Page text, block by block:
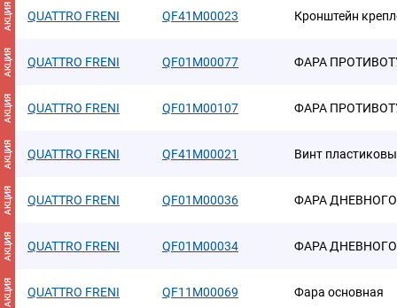
АКЦИЯ QUATTRO FRENI QF41M00023 Кронштейн
АКЦИЯ QUATTRO FRENI QF01M00077 ФАРА
АКЦИЯ QUATTRO FRENI QF01M00107 ФАРА
АКЦИЯ QUATTRO FRENI QF41M00021 Винт
АКЦИЯ QUATTRO FRENI QF01M00036 ФАРА ДНЕВНОГО
АКЦИЯ QUATTRO FRENI QF01M00034 ФАРА ДНЕВНОГО
АКЦИЯ QUATTRO FRENI QF11M00069 Фара основная